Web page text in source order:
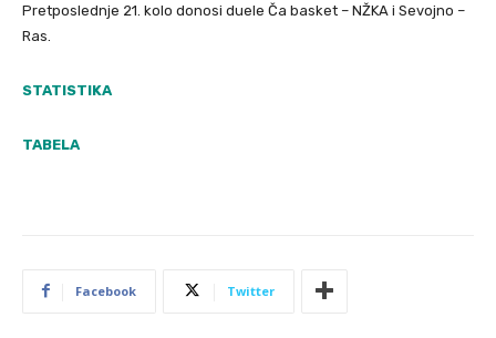
Pretposlednje 21. kolo donosi duele Ča basket – NŽKA i Sevojno –
Ras.
STATISTIKA
TABELA
Facebook Twitter